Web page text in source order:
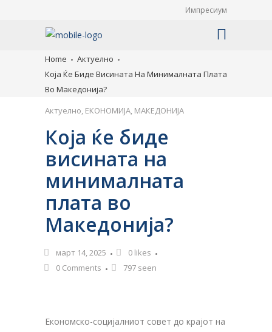
Импресиум
Home
Актуелно
Која Ќе Биде Висината На Минималната Плата
Во Македонија?
Актуелно, ЕКОНОМИЈА, МАКЕДОНИЈА
Која ќе биде
висината на
минималната
плата во
Македонија?
март 14, 2025 0 likes
0 Comments
797 seen
Економско-социјалниот совет до крајот на